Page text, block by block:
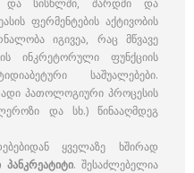
ფერმენტების აქტივობის
იგივეა, რაც მწვავე
ინკრეტორული ფუნქციის
საშუალებები.
პათოლოგიური პროცესის
და სხ.) წინააღმდეგ
ყველაზე ხშირად
. შესაძლებელია